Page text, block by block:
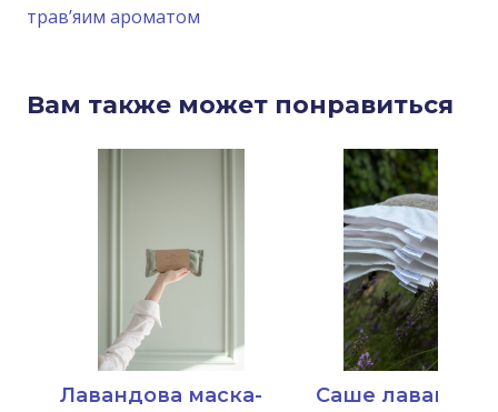
трав’яим ароматом
Вам также может понравиться
Лавандова маска-
Саше